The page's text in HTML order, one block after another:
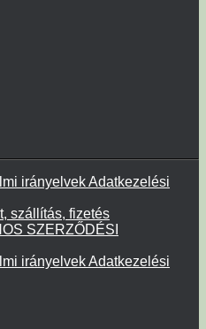
irányelvek Adatkezelési
szállítás, fizetés
SZERZŐDÉSI
irányelvek Adatkezelési